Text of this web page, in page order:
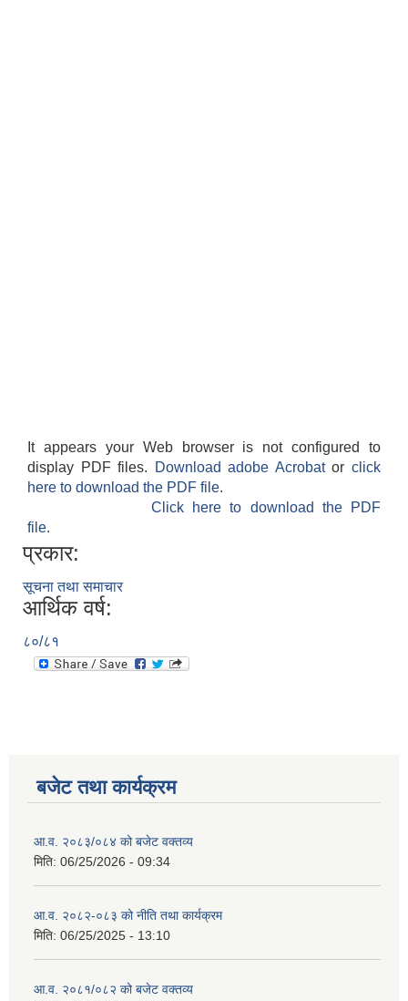
It appears your Web browser is not configured to
display PDF files.
Download adobe Acrobatorclick
here to download the PDF file.
Click here to download the PDF
file.
प्रकार:
सूचना तथा समाचार
आर्थिक वर्ष:
८०/८१
बजेट तथा कार्यक्रम
आ.व. २०८३/०८४ को बजेट वक्तव्य
मिति: 06/25/2026 - 09:34
आ.व. २०८२-०८३ को नीति तथा कार्यक्रम
मिति: 06/25/2025 - 13:10
आ.व. २०८१/०८२ को बजेट वक्तव्य